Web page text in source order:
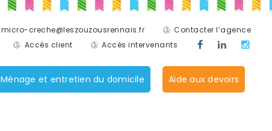
micro-creche@leszouzousrennais.fr
Contacter l’agence
Accès client Accès intervenants
Ménage et entretien du domicile Aide aux devoirs